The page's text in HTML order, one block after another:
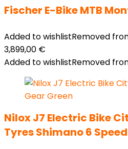
Fischer E-Bike MTB
Added to wishlistRemoved
3,899,00 €
Added to wishlistRemoved
Nilox J7 Electric Bike
Tyres Shimano 6